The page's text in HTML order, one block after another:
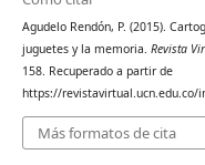
Agudelo Rendón, P. (2015).
juguetes y la memoria. Revista
158. Recuperado a partir de
https://revistavirtual.ucn.edu.co/
Más formatos de cita